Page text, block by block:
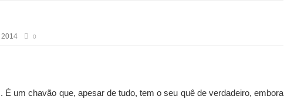
2014 0
um chavão que, apesar de tudo, tem o seu quê de verdadeiro, embora